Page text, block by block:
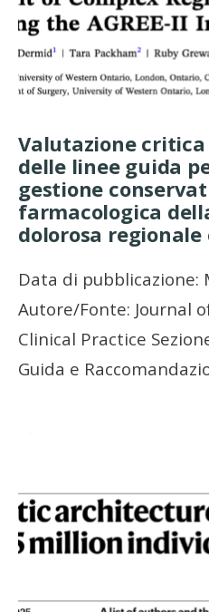
Valutazione
delle linee guida
gestione
farmacologica
dolorosa regionale
Data di pubblicazione:
Autore/Fonte: Journal
Clinical Practice
Guida e